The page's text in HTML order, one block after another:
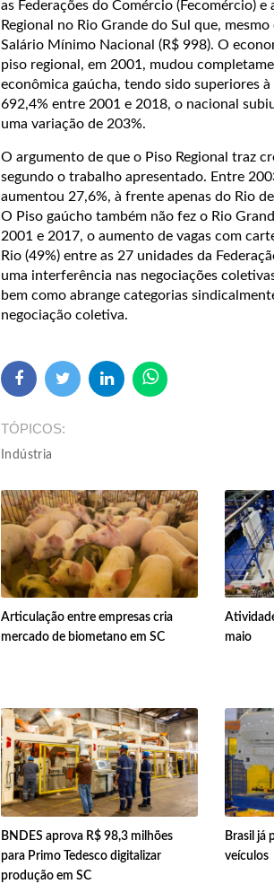
as Federações do Comércio (Fecomércio)
Regional no Rio Grande do Sul que,
Salário Mínimo Nacional (R$ 998). O
piso regional, em 2001, mudou
econômica gaúcha, tendo sido superiores
692,4% entre 2001 e 2018, o nacional
uma variação de 203%.
O argumento de que o Piso Regional traz
segundo o trabalho apresentado. Entre
aumentou 27,6%, à frente apenas do Rio
O Piso gaúcho também não fez o Rio
2001 e 2017, o aumento de vagas com
Rio (49%) entre as 27 unidades da
uma interferência nas negociações
bem como abrange categorias
negociação coletiva.
TÓPICOS
Indústria
Articulação entre empresas cria
mercado de biometano em SC
maio
BNDES aprova R$ 98,3 milhões
para Primo Tedesco digitalizar
produção em SC
Brasil já
veículos